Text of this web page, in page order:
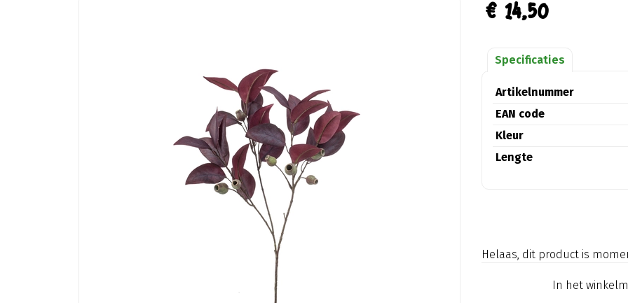
€ 14,50
Specificaties
Artikelnummer
EAN code
Kleur
Lengte
Helaas, dit product is
In het